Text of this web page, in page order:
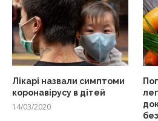
Лікарі назвали симптоми
коронавірусу в дітей
14/03/2020